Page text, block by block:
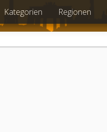
Kategorien Regionen